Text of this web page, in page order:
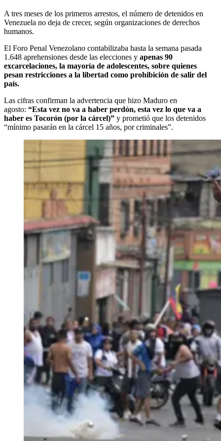
A tres meses de los primeros arrestos, el número de detenidos en
Venezuela no deja de crecer, según organizaciones de derechos
humanos.
El Foro Penal Venezolano contabilizaba hasta la semana pasada
1.648 aprehensiones desde las elecciones y apenas 90
excarcelaciones, la mayoría de adolescentes, sobre quienes
pesan restricciones a la libertad como prohibición de salir del
país.
Las cifras confirman la advertencia que hizo Maduro en
agosto: “Esta vez no va a haber perdón, esta vez lo que va a
haber es Tocorón (por la cárcel)” y prometió que los detenidos
“mínimo pasarán en la cárcel 15 años, por criminales”.